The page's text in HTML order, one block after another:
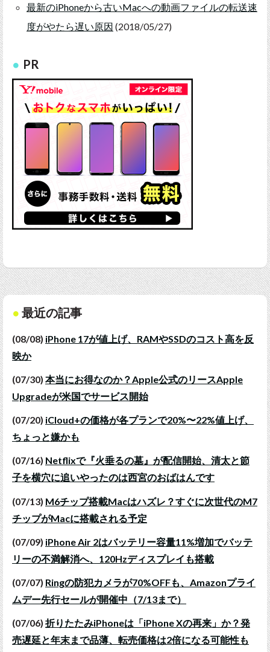
最新のiPhoneから古いMacへの動画ファイルの転送速
度がやたら遅い原因 (2018/05/27)
PR
最近の記事
(08/08) iPhone 17が値上げ、RAMやSSDのコスト高を反
映か
(07/30) 本当にお得なのか？Apple公式のリースApple
Upgradeが米国でサービス開始
(07/20) iCloud+の価格が各プランで20%〜22%値上げ、
ちょっと嫌かも
(07/16) Netflixで『火垂るの墓』が配信開始、清太と節
子を横穴に追いやったのは西宮のおばはんです
(07/13) M6チップ搭載Macはハズレ？すぐに次世代のM7
チップがMacに搭載される予定
(07/09) iPhone Air 2はバッテリー容量11%増加でバッテ
リーの不満解消へ、120Hzディスプレイも搭載
(07/07) Ringの防犯カメラが70%OFFも、Amazonプライ
ムデー先行セールが開催中（7/13まで）
(07/06) 折りたたみiPhoneは「iPhone Xの再来」か？発
売遅延と年末まで品薄、転売価格は2倍になる可能性も